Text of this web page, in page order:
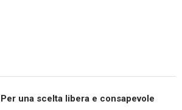
Per una scelta libera e consapevole